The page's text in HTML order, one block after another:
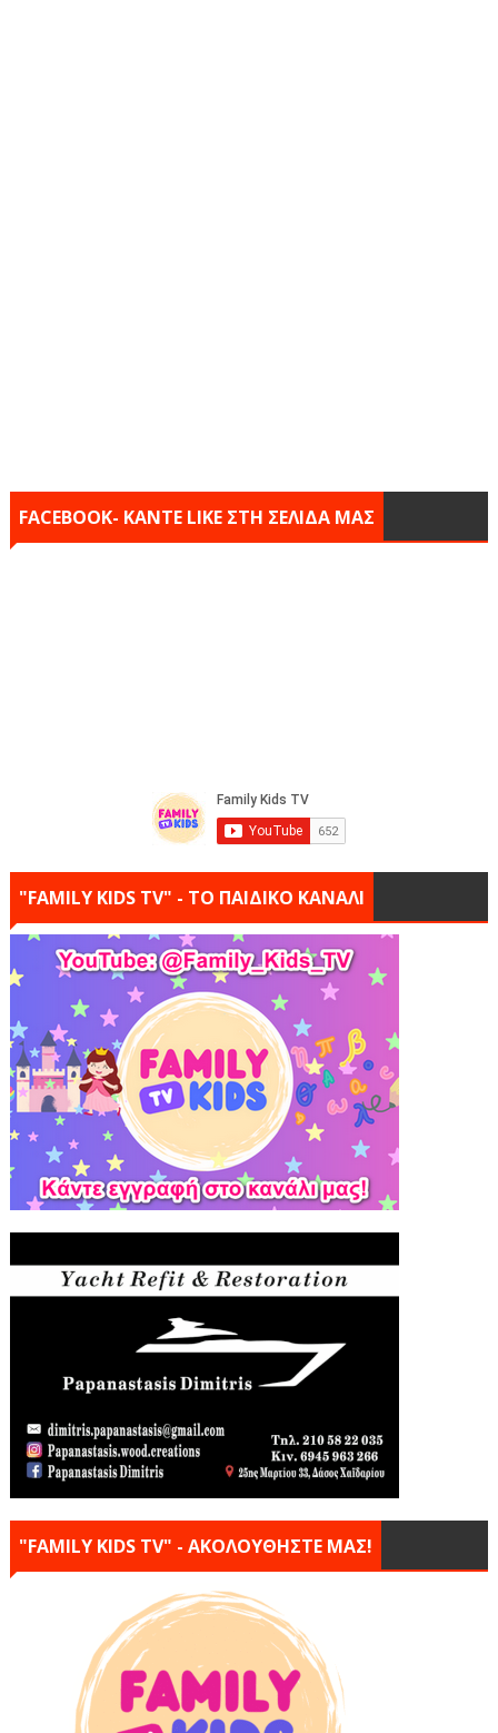
FACEBOOK- KANTE LIKE ΣΤΗ ΣΕΛΙΔΑ ΜΑΣ
"FAMILY KIDS TV" - ΤΟ ΠΑΙΔΙΚΟ ΚΑΝΑΛΙ
"FAMILY KIDS TV" - ΑΚΟΛΟΥΘΗΣΤΕ ΜΑΣ!